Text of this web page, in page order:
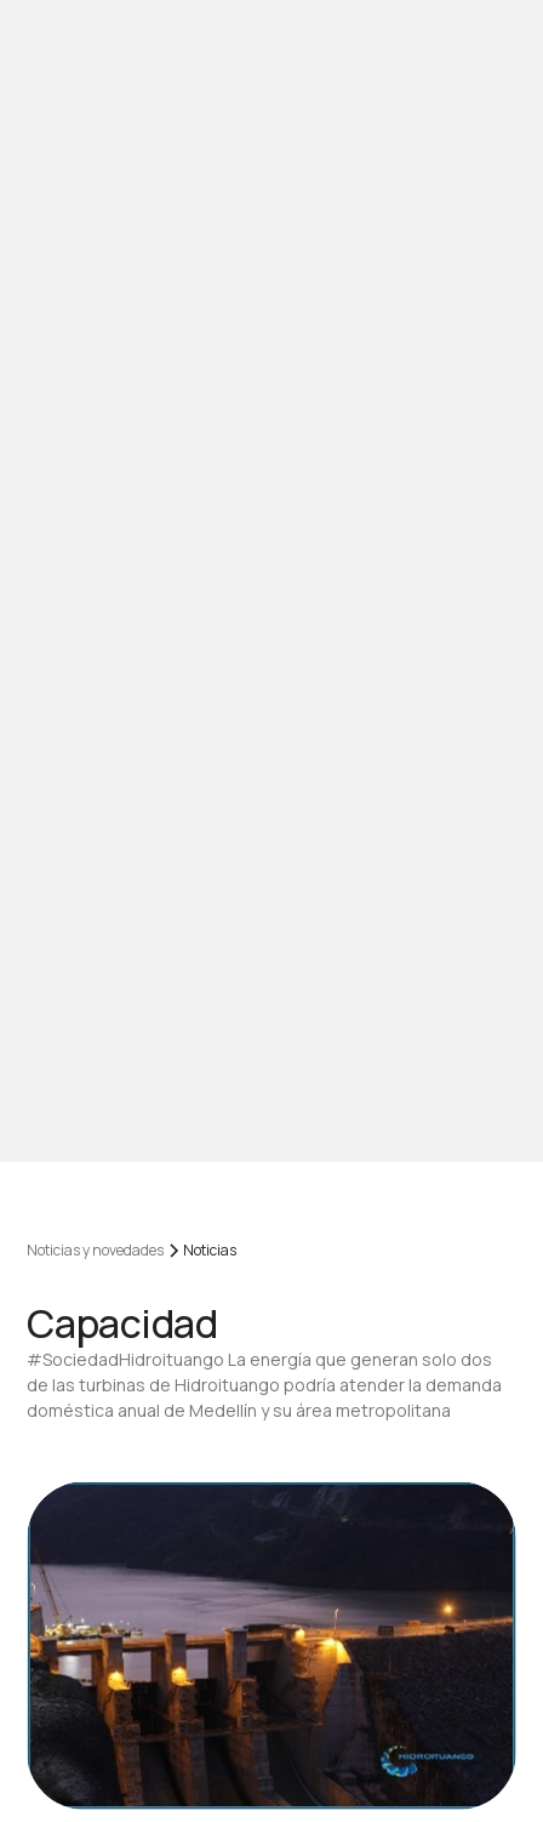
Noticias y novedades Noticias
Capacidad
#SociedadHidroituango La energía que generan solo dos
de las turbinas de Hidroituango podría atender la demanda
doméstica anual de Medellín y su área metropolitana